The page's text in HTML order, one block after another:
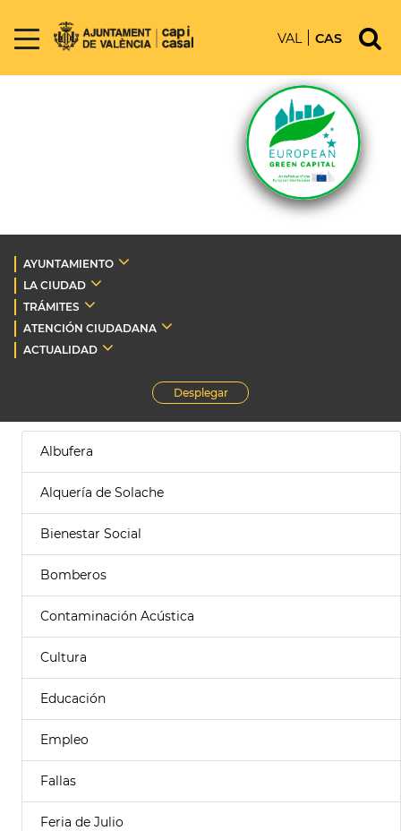
VAL CAS
AYUNTAMIENTO
LA CIUDAD
TRÁMITES
ATENCIÓN CIUDADANA
ACTUALIDAD
Desplegar
Albufera
Alquería de Solache
Bienestar Social
Bomberos
Contaminación Acústica
Cultura
Educación
Empleo
Fallas
Feria de Julio